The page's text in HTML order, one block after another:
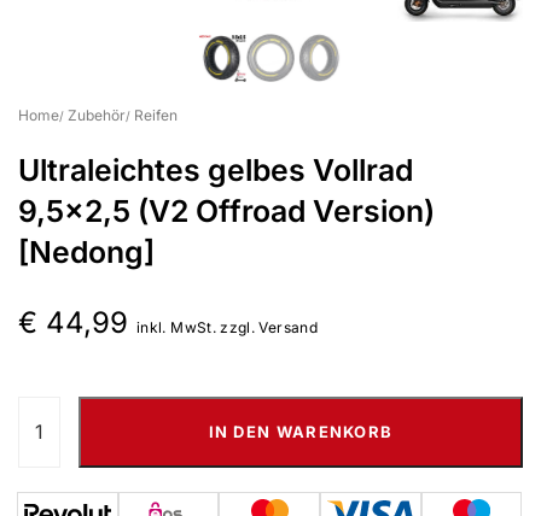
Home Zubehör Reifen
Ultraleichtes gelbes Vollrad
9,5×2,5 (V2 Offroad Version)
[Nedong]
€ 44,99 inkl. MwSt. zzgl. Versand
IN DEN WARENKORB